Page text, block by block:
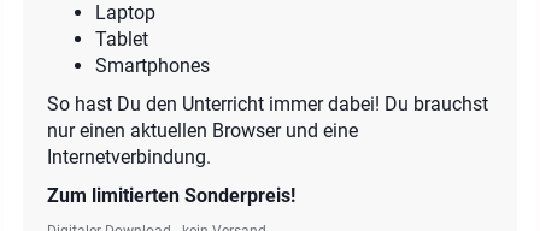
Laptop
Tablet
Smartphones
So hast Du den Unterricht immer dabei! Du brauchst
nur einen aktuellen Browser und eine
Internetverbindung.
Zum limitierten Sonderpreis!